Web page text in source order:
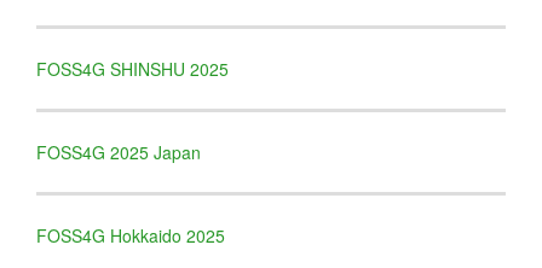
FOSS4G SHINSHU 2025
FOSS4G 2025 Japan
FOSS4G Hokkaido 2025